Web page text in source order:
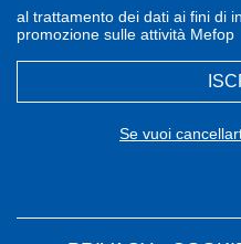
al trattamento dei dati ai fini di
promozione sulle attività Mefop
Se vuoi